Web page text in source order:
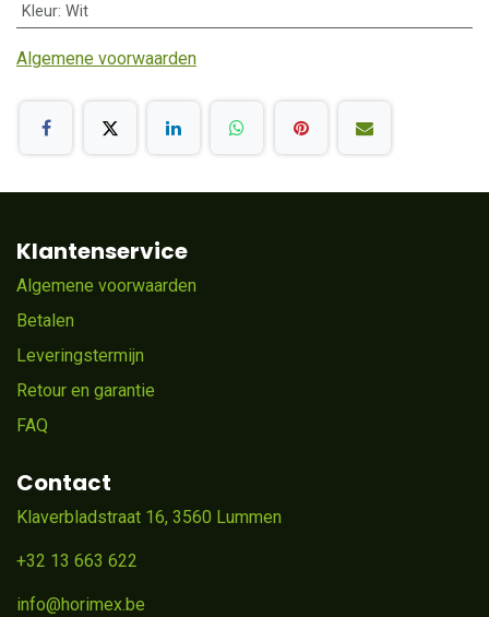
Kleur: Wit
Algemene voorwaarden
Klantenservice
Algemene voorwaarden
Betalen
Leveringstermijn
Retour en garantie
FAQ
Contact
Klaverbladstraat 16, 3560 Lummen
+32 13 663 622
info@horimex.be